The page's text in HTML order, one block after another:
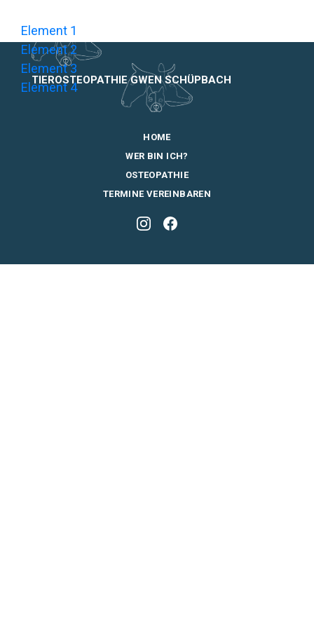
TIEROSTEOPATHIE GWEN SCHÜPBACH
Element 1
Element 2
Element 3
Element 4
HOME
WER BIN ICH?
OSTEOPATHIE
TERMINE VEREINBAREN